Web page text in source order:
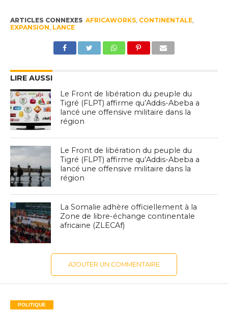
ARTICLES CONNEXES AFRICAWORKS, CONTINENTALE,
EXPANSION LANCE
LIRE AUSSI
Le Front de libération du peuple du
Tigré (FLPT) affirme qu’Addis-Abeba a
lancé une offensive militaire dans la
région
Le Front de libération du peuple du
Tigré (FLPT) affirme qu’Addis-Abeba a
lancé une offensive militaire dans la
région
La Somalie adhère officiellement à la
Zone de libre-échange continentale
africaine (ZLECAf)
AJOUTER UN COMMENTAIRE
POLITIQUE